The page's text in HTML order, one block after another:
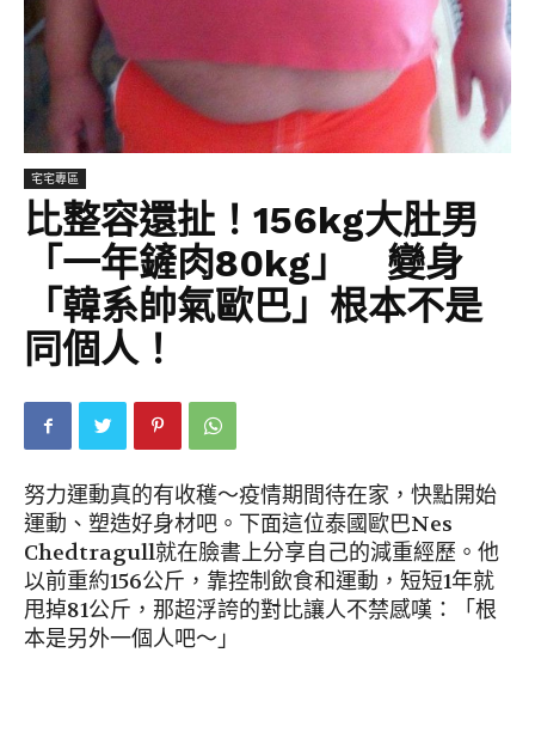
宅宅專區
比整容還扯！156kg大肚男
「一年鏟肉80kg」 變身
「韓系帥氣歐巴」根本不是
同個人！
努力運動真的有收穫～疫情期間待在家，快點開始
運動、塑造好身材吧。下面這位泰國歐巴Nes
Chedtragull就在臉書上分享自己的減重經歷。他
以前重約156公斤，靠控制飲食和運動，短短1年就
甩掉81公斤，那超浮誇的對比讓人不禁感嘆：「根
本是另外一個人吧～」